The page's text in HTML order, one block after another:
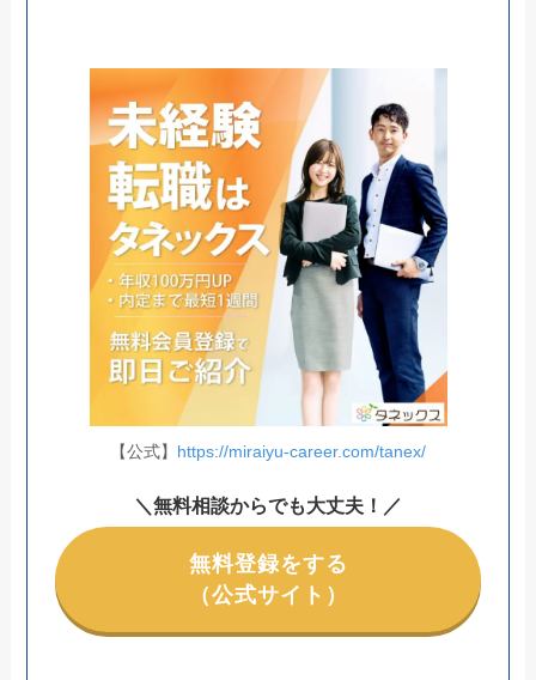
【公式】 https://miraiyu-career.com/tanex/
＼無料相談からでも大丈夫！／
無料登録をする
（公式サイト）